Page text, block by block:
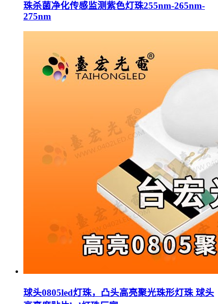
珠杀菌净化传感监测紫色灯珠255nm-265nm-
275nm
球头0805led灯珠，凸头高亮聚光珠形灯珠 球头